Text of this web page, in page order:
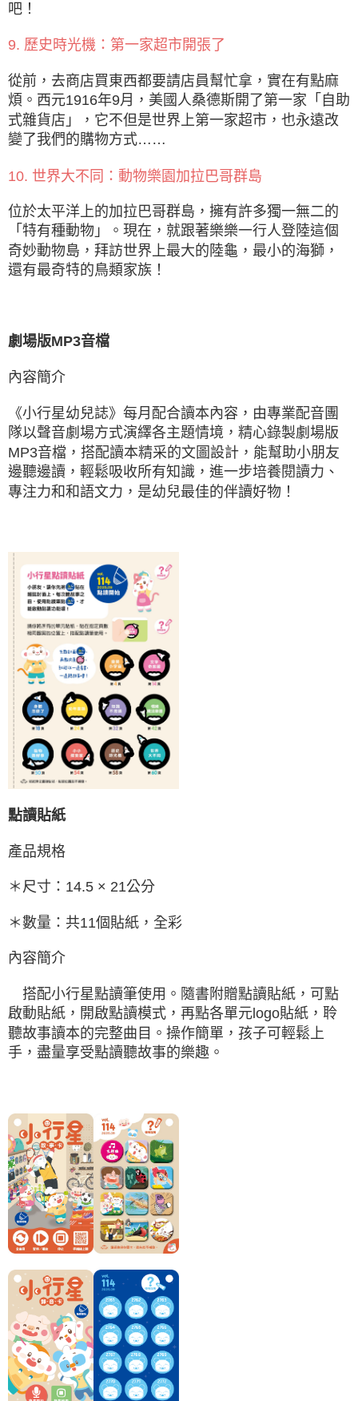
吧！
9. 歷史時光機：第一家超市開張了
從前，去商店買東西都要請店員幫忙拿，實在有點麻
煩。西元1916年9月，美國人桑德斯開了第一家「自助
式雜貨店」，它不但是世界上第一家超市，也永遠改
變了我們的購物方式……
10. 世界大不同：動物樂園加拉巴哥群島
位於太平洋上的加拉巴哥群島，擁有許多獨一無二的
「特有種動物」。現在，就跟著樂樂一行人登陸這個
奇妙動物島，拜訪世界上最大的陸龜，最小的海獅，
還有最奇特的鳥類家族！
劇場版MP3音檔
內容簡介
《小行星幼兒誌》每月配合讀本內容，由專業配音團
隊以聲音劇場方式演繹各主題情境，精心錄製劇場版
MP3音檔，搭配讀本精采的文圖設計，能幫助小朋友
邊聽邊讀，輕鬆吸收所有知識，進一步培養閱讀力、
專注力和和語文力，是幼兒最佳的伴讀好物！
點讀貼紙
產品規格
＊尺寸：14.5 × 21公分
＊數量：共11個貼紙，全彩
內容簡介
搭配小行星點讀筆使用。隨書附贈點讀貼紙，可點
啟動貼紙，開啟點讀模式，再點各單元logo貼紙，聆
聽故事讀本的完整曲目。操作簡單，孩子可輕鬆上
手，盡量享受點讀聽故事的樂趣。